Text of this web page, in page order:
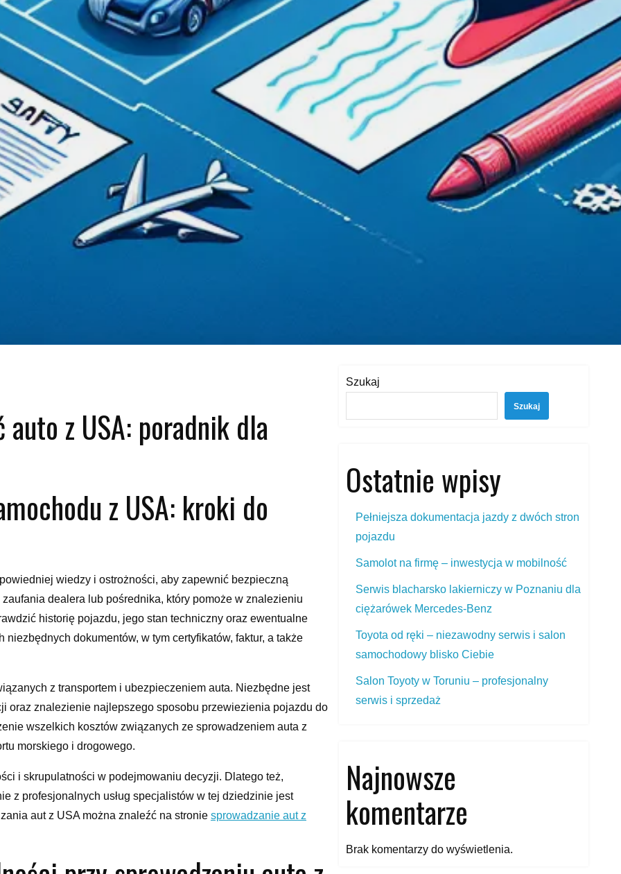
z USA: poradnik dla
z USA: kroki do
wiedzy i ostrożności, aby zapewnić bezpieczną
dealera lub pośrednika, który pomoże w znalezieniu
historię pojazdu, jego stan techniczny oraz ewentualne
dokumentów, w tym certyfikatów, faktur, a także
z transportem i ubezpieczeniem auta. Niezbędne jest
oraz znalezienie najlepszego sposobu przewiezienia pojazdu do
wszelkich kosztów związanych ze sprowadzeniem auta z
morskiego i drogowego.
i skrupulatności w podejmowaniu decyzji. Dlatego też,
z profesjonalnych usług specjalistów w tej dziedzinie jest
aut z USA można znaleźć na stronie sprowadzanie aut z
Szukaj
Szukaj
Ostatnie wpisy
Pełniejsza dokumentacja jazdy z dwóch stron
pojazdu
Samolot na firmę – inwestycja w mobilność
Serwis blacharsko lakierniczy w Poznaniu dla
ciężarówek Mercedes‑Benz
Toyota od ręki – niezawodny serwis i salon
samochodowy blisko Ciebie
Salon Toyoty w Toruniu – profesjonalny
serwis i sprzedaż
Najnowsze
komentarze
Brak komentarzy do wyświetlenia.